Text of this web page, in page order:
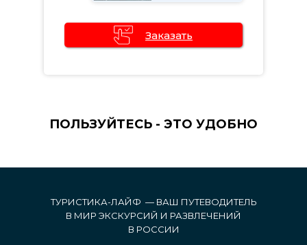
Заказать
ПОЛЬЗУЙТЕСЬ - ЭТО УДОБНО
ТУРИСТИКА-ЛАЙФ — ВАШ ПУТЕВОДИТЕЛЬ
В МИР ЭКСКУРСИЙ И РАЗВЛЕЧЕНИЙ
В РОССИИ